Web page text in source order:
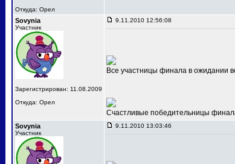
Откуда: Орел
Sovynia
Участник
Зарегистрирован: 11.08.2009
Откуда: Орел
9.11.2010 12:56:08
Все участницы финала в ожидании
Счастливые победительницы
Sovynia
Участник
9.11.2010 13:03:46